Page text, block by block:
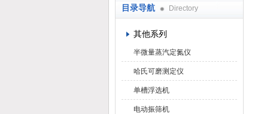
目录导航 Directory
其他系列
半微量蒸汽定氮仪
哈氏可磨测定仪
单槽浮选机
电动振筛机